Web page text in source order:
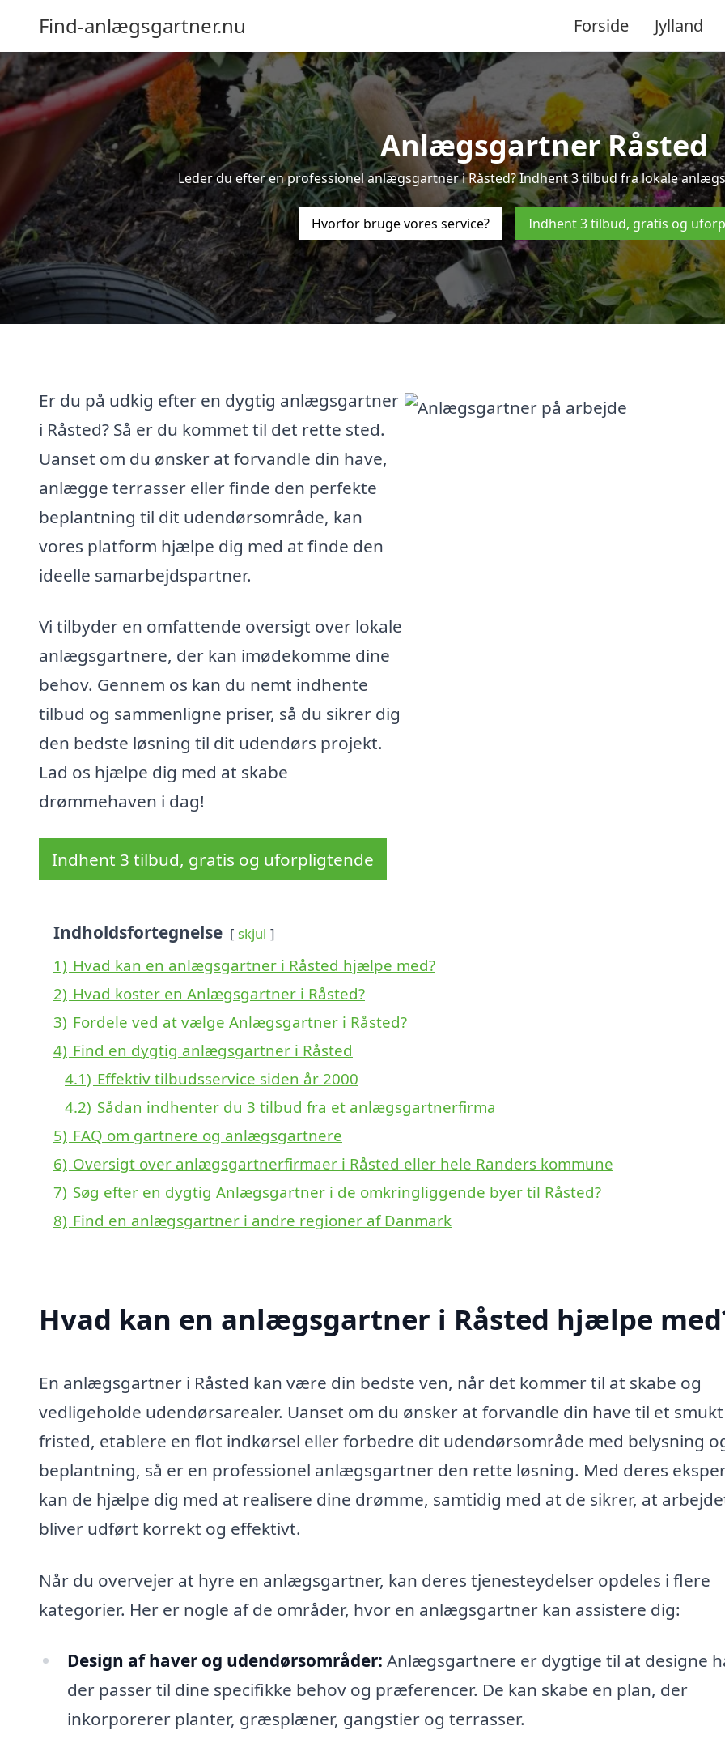
Find-anlægsgartner.nu Forside Jylland
Anlægsgartner Råsted
Leder du efter en professionel anlægsgartner i Råsted? Indhent 3 tilbud fra lokale
Hvorfor bruge vores service? Indhent 3 tilbud, gratis og
Er du på udkig efter en dygtig anlægsgartner
i Råsted? Så er du kommet til det rette sted.
Uanset om du ønsker at forvandle din have,
anlægge terrasser eller finde den perfekte
beplantning til dit udendørsområde, kan
vores platform hjælpe dig med at finde den
ideelle samarbejdspartner.
Vi tilbyder en omfattende oversigt over lokale
anlægsgartnere, der kan imødekomme dine
behov. Gennem os kan du nemt indhente
tilbud og sammenligne priser, så du sikrer dig
den bedste løsning til dit udendørs projekt.
Lad os hjælpe dig med at skabe
drømmehaven i dag!
Indhent 3 tilbud, gratis og uforpligtende
Indholdsfortegnelse skjul
1) Hvad kan en anlægsgartner i Råsted hjælpe med?
2) Hvad koster en Anlægsgartner i Råsted?
3) Fordele ved at vælge Anlægsgartner i Råsted?
4) Find en dygtig anlægsgartner i Råsted
4.1) Effektiv tilbudsservice siden år 2000
4.2) Sådan indhenter du 3 tilbud fra et anlægsgartnerfirma
5) FAQ om gartnere og anlægsgartnere
6) Oversigt over anlægsgartnerfirmaer i Råsted eller hele Randers kommune
7) Søg efter en dygtig Anlægsgartner i de omkringliggende byer til Råsted?
8) Find en anlægsgartner i andre regioner af Danmark
Hvad kan en anlægsgartner i Råsted hjælpe
En anlægsgartner i Råsted kan være din bedste ven, når det kommer til at skabe og
vedligeholde udendørsarealer. Uanset om du ønsker at forvandle din have til et smukt
fristed, etablere en flot indkørsel eller forbedre dit udendørsområde med belysning
beplantning, så er en professionel anlægsgartner den rette løsning. Med deres
kan de hjælpe dig med at realisere dine drømme, samtidig med at de sikrer, at
bliver udført korrekt og effektivt.
Når du overvejer at hyre en anlægsgartner, kan deres tjenesteydelser opdeles i flere
kategorier. Her er nogle af de områder, hvor en anlægsgartner kan assistere dig:
Design af haver og udendørsområder: Anlægsgartnere er dygtige til at designe
der passer til dine specifikke behov og præferencer. De kan skabe en plan, der
inkorporerer planter, græsplæner, gangstier og terrasser.